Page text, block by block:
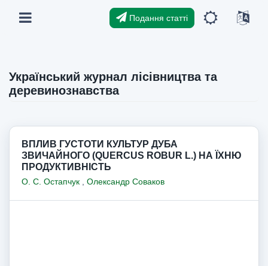
Подання статті
Український журнал лісівництва та
деревинознавства
ВПЛИВ ГУСТОТИ КУЛЬТУР ДУБА
ЗВИЧАЙНОГО (QUERCUS ROBUR L.) НА ЇХНЮ
ПРОДУКТИВНІСТЬ
О. С. Остапчук Олександр Соваков